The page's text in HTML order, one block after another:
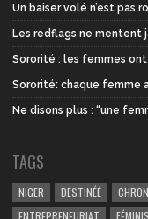
Un baiser volé n’est pas
Les redflags ne mentent
Sororité : les femmes ont
Sororité: chaque femme
Ne disons plus : “une
TAGS
NIGER DESTINÉÉ
ENTREPRENEURIAT